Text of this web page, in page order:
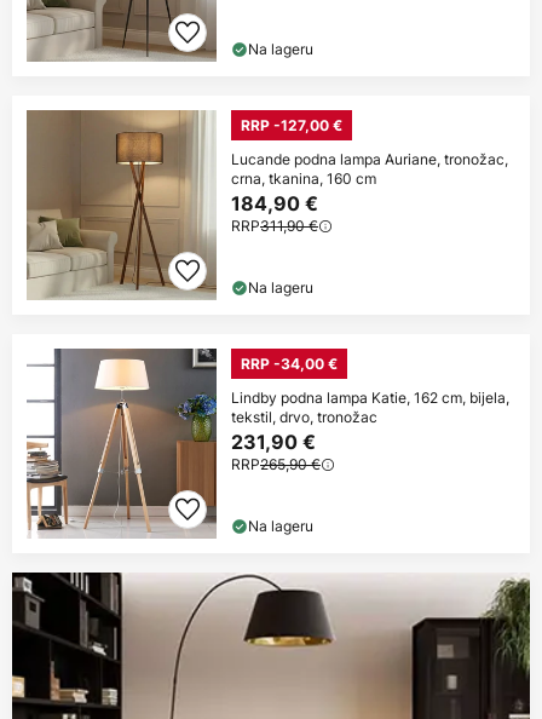
Na lageru
RRP -127,00 €
Lucande podna lampa Auriane, tronožac,
crna, tkanina, 160 cm
184,90 €
RRP311,90 €
Na lageru
RRP -34,00 €
Lindby podna lampa Katie, 162 cm, bijela,
tekstil, drvo, tronožac
231,90 €
RRP265,90 €
Na lageru